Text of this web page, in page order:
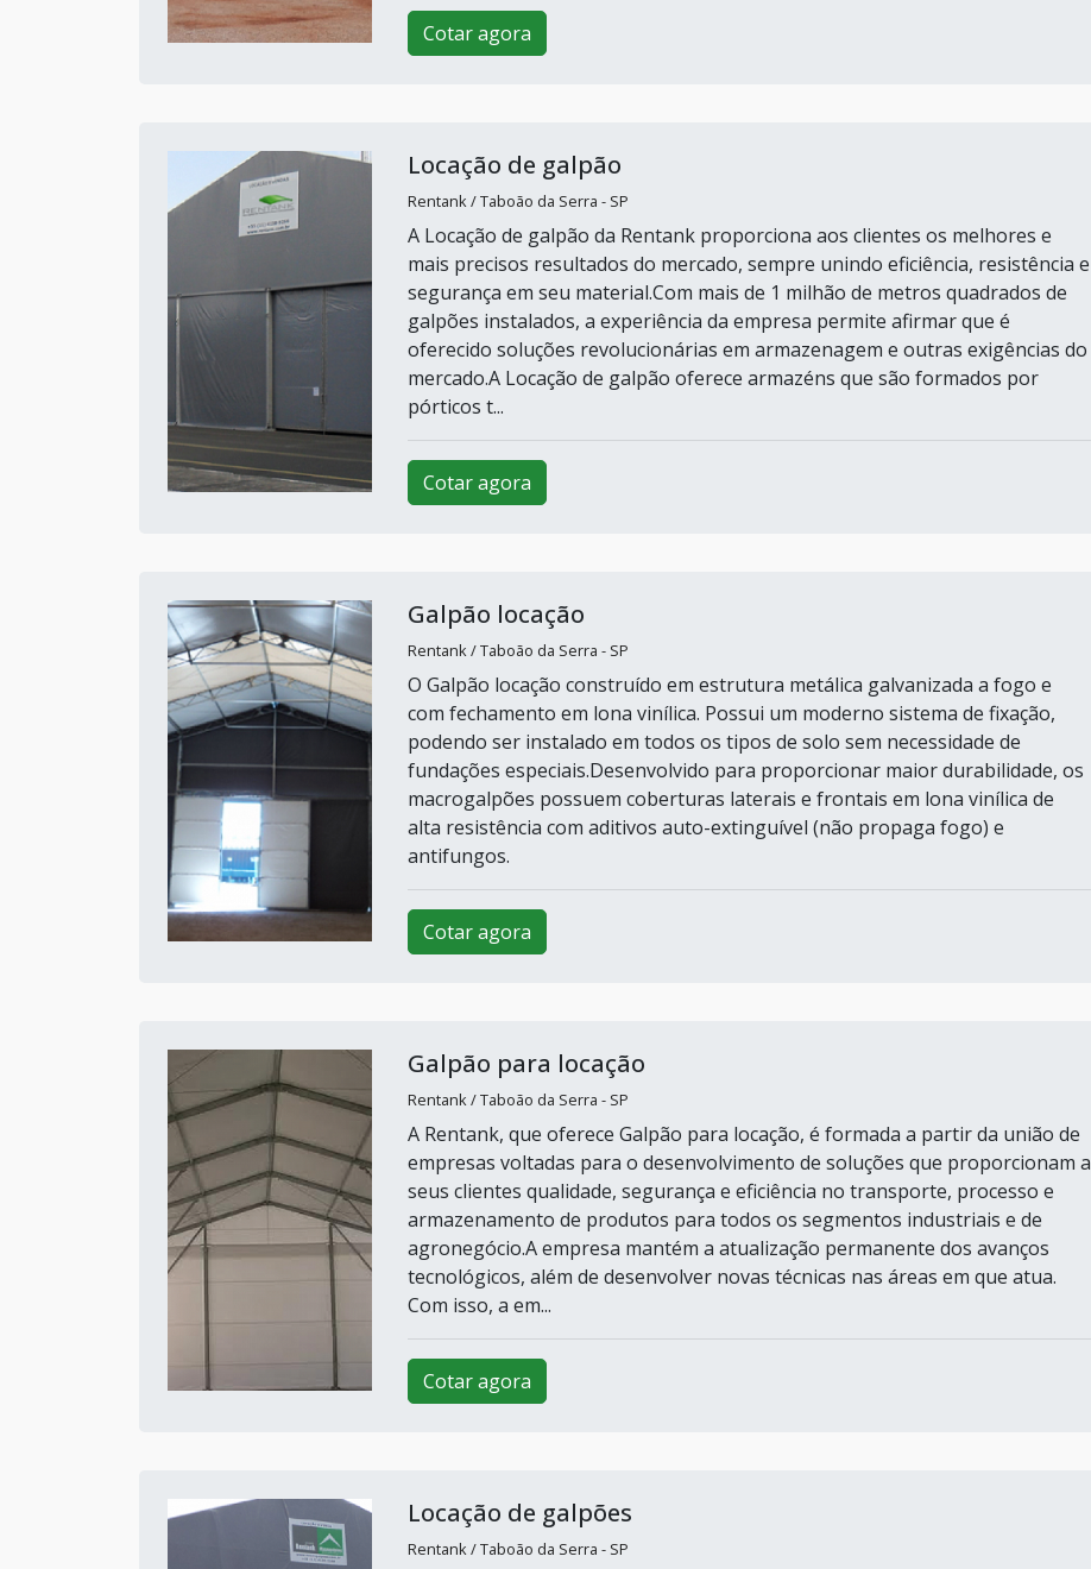
Cotar agora
Locação de galpão
Rentank / Taboão da Serra - SP
A Locação de galpão da Rentank proporciona aos clientes os melhores e
mais precisos resultados do mercado, sempre unindo eficiência, resistência e
segurança em seu material.Com mais de 1 milhão de metros quadrados de
galpões instalados, a experiência da empresa permite afirmar que é
oferecido soluções revolucionárias em armazenagem e outras exigências do
mercado.A Locação de galpão oferece armazéns que são formados por
pórticos t...
Cotar agora
Galpão locação
Rentank / Taboão da Serra - SP
O Galpão locação construído em estrutura metálica galvanizada a fogo e
com fechamento em lona vinílica. Possui um moderno sistema de fixação,
podendo ser instalado em todos os tipos de solo sem necessidade de
fundações especiais.Desenvolvido para proporcionar maior durabilidade, os
macrogalpões possuem coberturas laterais e frontais em lona vinílica de
alta resistência com aditivos auto-extinguível (não propaga fogo) e
antifungos.
Cotar agora
Galpão para locação
Rentank / Taboão da Serra - SP
A Rentank, que oferece Galpão para locação, é formada a partir da união de
empresas voltadas para o desenvolvimento de soluções que proporcionam a
seus clientes qualidade, segurança e eficiência no transporte, processo e
armazenamento de produtos para todos os segmentos industriais e de
agronegócio.A empresa mantém a atualização permanente dos avanços
tecnológicos, além de desenvolver novas técnicas nas áreas em que atua.
Com isso, a em...
Cotar agora
Locação de galpões
Rentank / Taboão da Serra - SP